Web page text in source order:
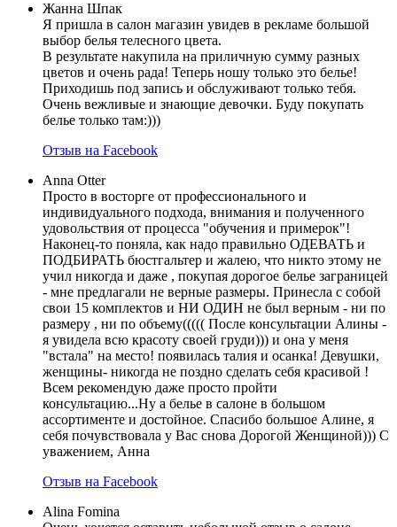
Жанна Шпак
Я пришла в салон магазин увидев в рекламе большой
выбор белья телесного цвета.
В результате накупила на приличную сумму разных
цветов и очень рада! Теперь ношу только это белье!
Приходишь под запись и обслуживают только тебя.
Очень вежливые и знающие девочки. Буду покупать
белье только там:)))
Отзыв на Facebook
Anna Otter
Просто в восторге от профессионального и
индивидуального подхода, внимания и полученного
удовольствия от процесса "обучения и примерок"!
Наконец-то поняла, как надо правильно ОДЕВАТЬ и
ПОДБИРАТЬ бюстгальтер и жалею, что никто этому не
учил никогда и даже , покупая дорогое белье заграницей
- мне предлагали не верные размеры. Принесла с собой
свои 15 комплектов и НИ ОДИН не был верным - ни по
размеру , ни по объему((((( После консультации Алины -
я увидела всю красоту своей груди))) и она у меня
"встала" на место! появилась талия и осанка! Девушки,
женщины- никогда не поздно сделать себя красивой !
Всем рекомендую даже просто пройти
консультацию...Ну а белье в салоне в большом
ассортименте и достойное. Спасибо большое Алине, я
себя почувствовала у Вас снова Дорогой Женщиной))) С
уважением, Анна
Отзыв на Facebook
Alina Fomina